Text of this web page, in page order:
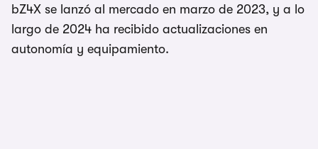
bZ4X se lanzó al mercado en marzo de 2023, y a lo
largo de 2024 ha recibido actualizaciones en
autonomía y equipamiento.